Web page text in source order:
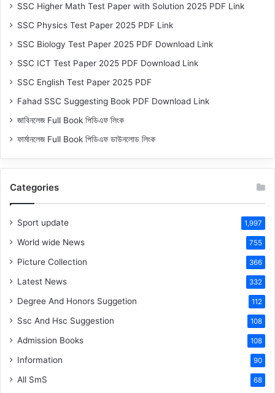
SSC Higher Math Test Paper with Solution 2025 PDF Link
SSC Physics Test Paper 2025 PDF Link
SSC Biology Test Paper 2025 PDF Download Link
SSC ICT Test Paper 2025 PDF Download Link
SSC English Test Paper 2025 PDF
Fahad SSC Suggesting Book PDF Download Link
জাবিনলেজ Full Book পিডিএফ লিংক
ফার্মানলেজ Full Book পিডিএফ ডাউনলোড লিংক
Categories
Sport update 1,997
World wide News 755
Picture Collection 366
Latest News 332
Degree And Honors Suggetion 112
Ssc And Hsc Suggestion 108
Admission Books 108
Information 90
All SmS 68